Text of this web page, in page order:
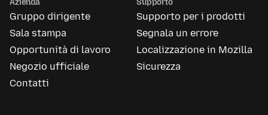
Azienda
Gruppo dirigente
Sala stampa
Opportunità di lavoro
Negozio ufficiale
Contatti
Supporto
Supporto per i prodotti
Segnala un errore
Localizzazione in Mozilla
Sicurezza